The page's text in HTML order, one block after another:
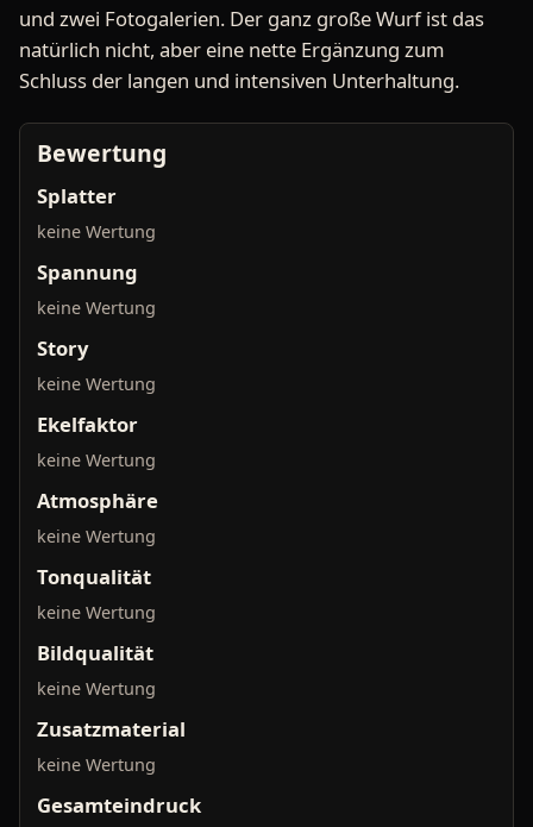
und zwei Fotogalerien. Der ganz große Wurf ist das
natürlich nicht, aber eine nette Ergänzung zum
Schluss der langen und intensiven Unterhaltung.
Bewertung
Splatter
keine Wertung
Spannung
keine Wertung
Story
keine Wertung
Ekelfaktor
keine Wertung
Atmosphäre
keine Wertung
Tonqualität
keine Wertung
Bildqualität
keine Wertung
Zusatzmaterial
keine Wertung
Gesamteindruck